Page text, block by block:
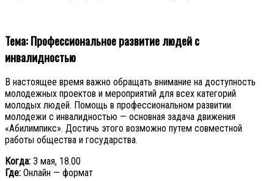
Тема: Профессиональное развитие людей с
инвалидностью
В настоящее время важно обращать внимание на доступность
молодежных проектов и мероприятий для всех категорий
молодых людей. Помощь в профессиональном развитии
молодежи с инвалидностью — основная задача движения
«Абилимпикс». Достичь этого возможно путем совместной
работы общества и государства.
Когда: 3 мая, 18.00
Где: Онлайн — формат